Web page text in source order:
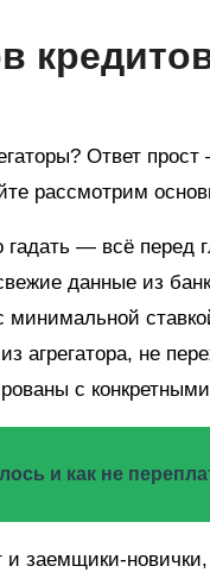
Ответ
рассмотрим
гадать — всё перед
данные из
минимальной
агрегатора, не
с
и как не
и заемщики-